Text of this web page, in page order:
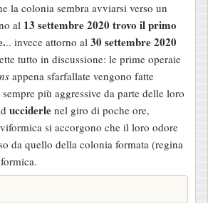
la colonia sembra avviarsi verso un
al 13 settembre 2020 trovo il primo
.. invece attorno al 30 settembre 2020
tutto in discussione: le prime operaie
appena sfarfallate vengono fatte
più aggressive da parte delle loro
ucciderle nel giro di poche ore,
si accorgono che il loro odore
da quello della colonia formata (regina